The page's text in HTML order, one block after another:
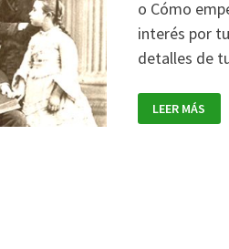
o Cómo
interés por
detalles de
QUIERO
SABER
QUIÉNES
LEER MÁS